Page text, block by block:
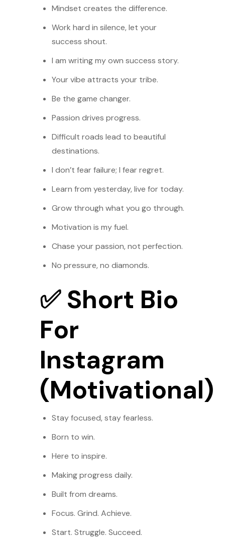
Mindset creates the difference.
Work hard in silence, let your
success shout.
I am writing my own success story.
Your vibe attracts your tribe.
Be the game changer.
Passion drives progress.
Difficult roads lead to beautiful
destinations.
I don’t fear failure; I fear regret.
Learn from yesterday, live for today.
Grow through what you go through.
Motivation is my fuel.
Chase your passion, not perfection.
No pressure, no diamonds.
✅ Short Bio
For
Instagram
(Motivational)
Stay focused, stay fearless.
Born to win.
Here to inspire.
Making progress daily.
Built from dreams.
Focus. Grind. Achieve.
Start. Struggle. Succeed.